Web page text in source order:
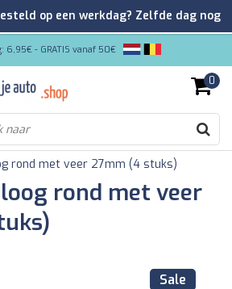
6,95€ - GRATIS vanaf 50€
bestellen/Veilig betalen
10 Klantenrating via Kiyoh!
0
rond met veer 27mm (4 stuks)
rond met veer
Sale
op een werkdag? Zelfde dag nog
verzonden!